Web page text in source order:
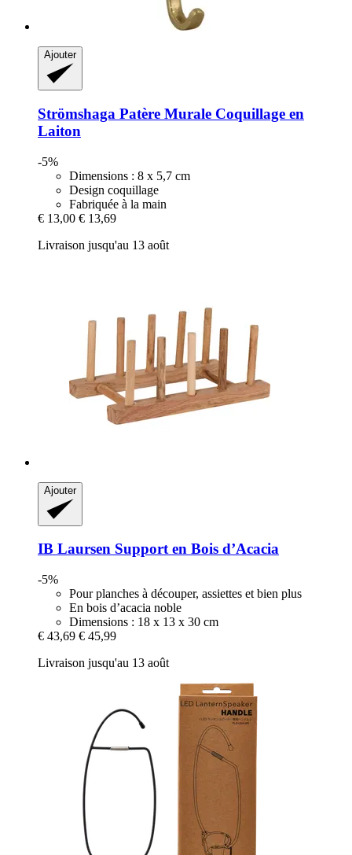
Ajouter
Strömshaga Patère Murale Coquillage en
Laiton
-5%
Dimensions : 8 x 5,7 cm
Design coquillage
Fabriquée à la main
€ 13,00 € 13,69
Livraison jusqu'au 13 août
Ajouter
IB Laursen Support en Bois d’Acacia
-5%
Pour planches à découper, assiettes et bien plus
En bois d’acacia noble
Dimensions : 18 x 13 x 30 cm
€ 43,69 € 45,99
Livraison jusqu'au 13 août